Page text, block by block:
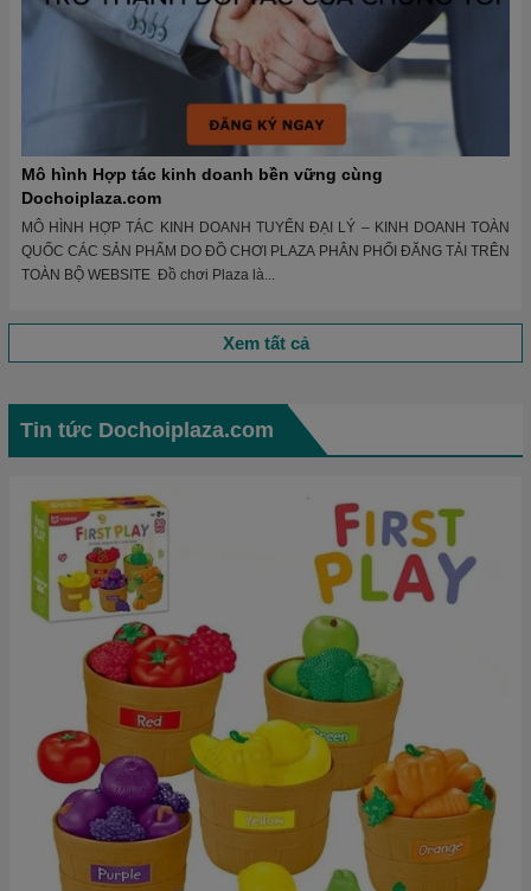
Mô hình Hợp tác kinh doanh bền vững cùng
Dochoiplaza.com
MÔ HÌNH HỢP TÁC KINH DOANH TUYỂN ĐẠI LÝ – KINH DOANH TOÀN
QUỐC CÁC SẢN PHẨM DO ĐỒ CHƠI PLAZA PHÂN PHỐI ĐĂNG TẢI TRÊN
TOÀN BỘ WEBSITE Đồ chơi Plaza là...
Xem tất cả
Tin tức Dochoiplaza.com